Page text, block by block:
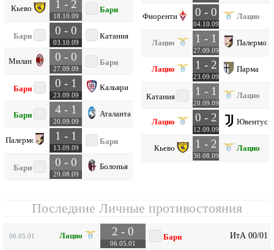
Кьево 1 - 2
18.10.09
Бари
Бари 0 - 0
03.10.09
Катания
Милан 0 - 0
27.09.09
Бари
Бари 0 - 1
23.09.09
Кальяри
Бари 4 - 1
20.09.09
Аталанта
Палермо 1 - 1
13.09.09
Бари
Бари 0 - 0
29.08.09
Болонья
Фиорентина 0 - 0
04.10.09
Лацио
Лацио 1 - 1
27.09.09
Палермо
Лацио 1 - 2
23.09.09
Парма
Катания 1 - 1
20.09.09
Лацио
Лацио 0 - 2
12.09.09
Ювентус
Кьево 1 - 2
30.08.09
Лацио
Последние Личные противостояния
06.05.01 Лацио 2 - 0
06.05.01
Бари ИтА 00/01